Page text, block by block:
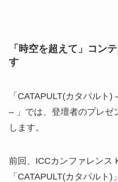
「時空を超えて」コン
す
「CATAPULT(カタパルト
– 」では、登壇者のプレゼ
します。
前回、ICCカンファレンス
「CATAPULT(カタパルト